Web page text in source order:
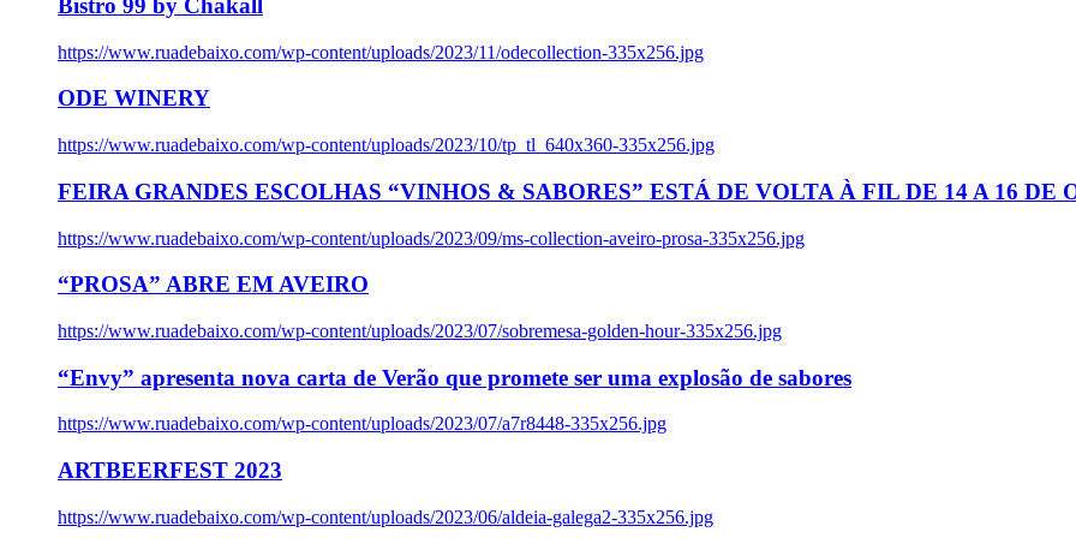
Bistro 99 by Chakall
https://www.ruadebaixo.com/wp-content/uploads/2023/11/odecollection-335x256.jpg
ODE WINERY
https://www.ruadebaixo.com/wp-content/uploads/2023/10/tp_tl_640x360-335x256.jpg
FEIRA GRANDES ESCOLHAS “VINHOS & SABORES” ESTÁ DE VOLTA À FIL DE 14 A 16 DE
https://www.ruadebaixo.com/wp-content/uploads/2023/09/ms-collection-aveiro-prosa-335x256.jpg
“PROSA” ABRE EM AVEIRO
https://www.ruadebaixo.com/wp-content/uploads/2023/07/sobremesa-golden-hour-335x256.jpg
“Envy” apresenta nova carta de Verão que promete ser uma explosão de sabores
https://www.ruadebaixo.com/wp-content/uploads/2023/07/a7r8448-335x256.jpg
ARTBEERFEST 2023
https://www.ruadebaixo.com/wp-content/uploads/2023/06/aldeia-galega2-335x256.jpg